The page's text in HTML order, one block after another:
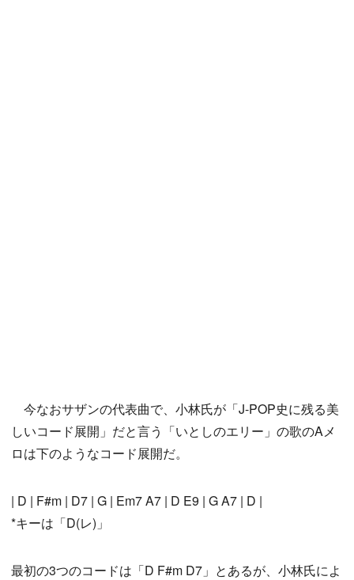
今なおサザンの代表曲で、小林氏が「J-POP史に残る美
しいコード展開」だと言う「いとしのエリー」の歌のAメ
ロは下のようなコード展開だ。
| D | F#m | D7 | G | Em7 A7 | D E9 | G A7 | D |
*キーは「D(レ)」
最初の3つのコードは「D F#m D7」とあるが、小林氏によ